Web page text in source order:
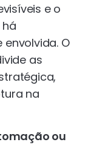
e o
O
as
na
ou